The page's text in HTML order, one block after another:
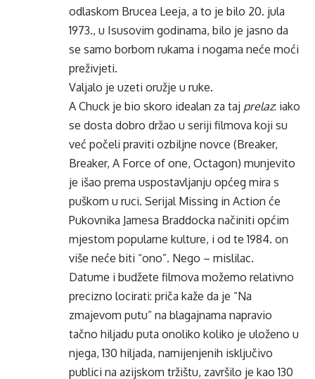
odlaskom Brucea Leeja, a to je bilo 20. jula
1973., u Isusovim godinama, bilo je jasno da
se samo borbom rukama i nogama neće moći
preživjeti.
Valjalo je uzeti oružje u ruke.
A Chuck je bio skoro idealan za taj prelaz: iako
se dosta dobro držao u seriji filmova koji su
već počeli praviti ozbiljne novce (Breaker,
Breaker, A Force of one, Octagon) munjevito
je išao prema uspostavljanju općeg mira s
puškom u ruci. Serijal Missing in Action će
Pukovnika Jamesa Braddocka načiniti općim
mjestom popularne kulture, i od te 1984. on
više neće biti “ono”. Nego – mislilac.
Datume i budžete filmova možemo relativno
precizno locirati: priča kaže da je “Na
zmajevom putu” na blagajnama napravio
tačno hiljadu puta onoliko koliko je uloženo u
njega, 130 hiljada, namijenjenih isključivo
publici na azijskom tržištu, završilo je kao 130